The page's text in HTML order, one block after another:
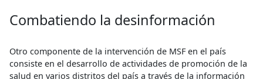
Combatiendo la desinformación
Otro componente de la intervención de MSF en el país
consiste en el desarrollo de actividades de promoción de la
salud en varios distritos del país a través de la información